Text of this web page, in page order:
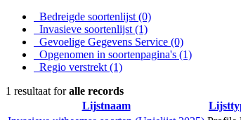
Bedreigde soortenlijst (0)
Invasieve soortenlijst (1)
Gevoelige Gegevens Service (0)
Opgenomen in soortenpagina's (1)
Regio verstrekt (1)
1 resultaat foralle records
Lijstnaam